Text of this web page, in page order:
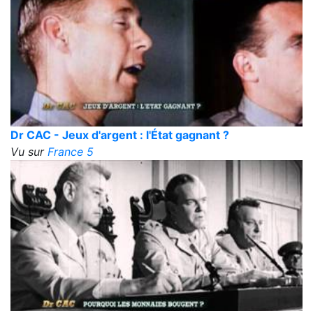
Dr CAC - Jeux d'argent : l'État gagnant ?
Vu sur France 5